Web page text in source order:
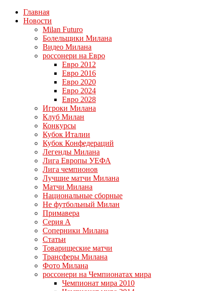
Главная
Новости
Milan Futuro
Болельщики Милана
Видео Милана
россонери на Евро
Евро 2012
Евро 2016
Евро 2020
Евро 2024
Евро 2028
Игроки Милана
Клуб Милан
Конкурсы
Кубок Италии
Кубок Конфедераций
Легенды Милана
Лига Европы УЕФА
Лига чемпионов
Лучшие матчи Милана
Матчи Милана
Национальные сборные
Не футбольный Милан
Примавера
Серия А
Соперники Милана
Статьи
Товарищеские матчи
Трансферы Милана
Фото Милана
россонери на Чемпионатах мира
Чемпионат мира 2010